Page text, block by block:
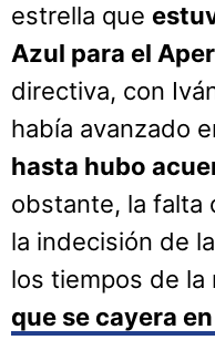
estrella que
Azul para el
directiva, con
había avanzado
hasta hubo
obstante, la falta
la indecisión de
los tiempos de la
que se cayera